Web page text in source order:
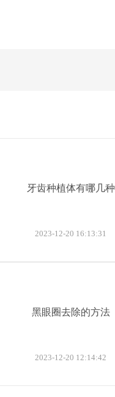
牙齿种植体有哪几种
2023-12-20 16:13:31
黑眼圈去除的方法
2023-12-20 12:14:42